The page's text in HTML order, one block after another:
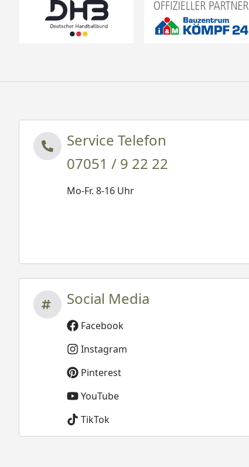
Service Telefon
07051 / 9 22 22
Mo-Fr. 8-16 Uhr
Social Media
Facebook
Instagram
Pinterest
YouTube
TikTok